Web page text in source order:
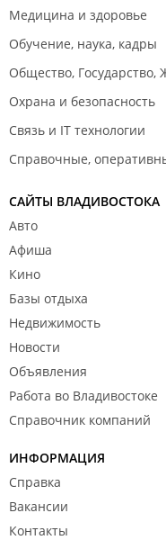
Медицина и здоровье
Обучение, наука, кадры
Общество, Государство,
Охрана и безопасность
Связь и IT технологии
Справочные,
САЙТЫ ВЛАДИВОСТОКА
Авто
Афиша
Кино
Базы отдыха
Недвижимость
Новости
Объявления
Работа во Владивостоке
Справочник компаний
ИНФОРМАЦИЯ
Справка
Вакансии
Контакты